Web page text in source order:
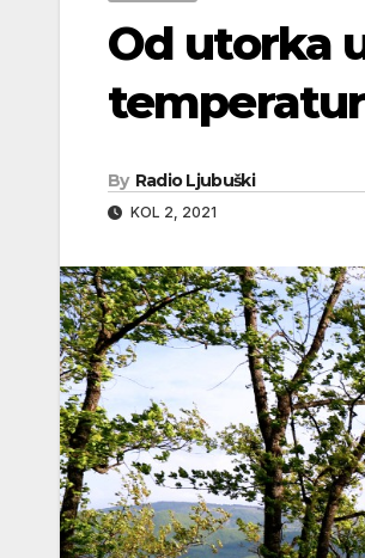
Od utorka
By Radio Ljubuški
KOL 2, 2021